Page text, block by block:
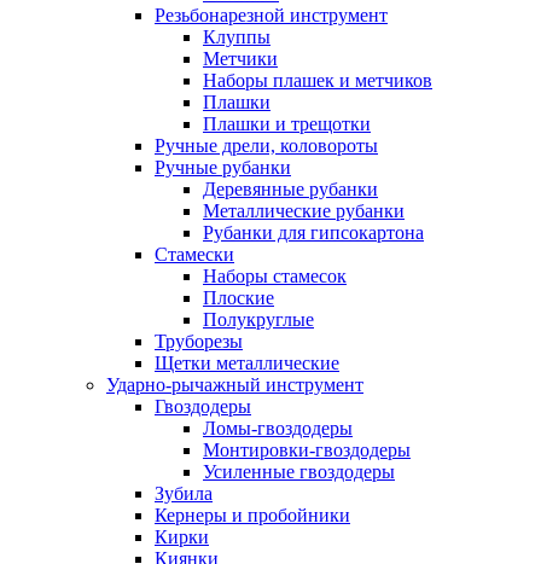
Резьбонарезной инструмент
Клуппы
Метчики
Наборы плашек и метчиков
Плашки
Плашки и трещотки
Ручные дрели, коловороты
Ручные рубанки
Деревянные рубанки
Металлические рубанки
Рубанки для гипсокартона
Стамески
Наборы стамесок
Плоские
Полукруглые
Труборезы
Щетки металлические
Ударно-рычажный инструмент
Гвоздодеры
Ломы-гвоздодеры
Монтировки-гвоздодеры
Усиленные гвоздодеры
Зубила
Кернеры и пробойники
Кирки
Киянки